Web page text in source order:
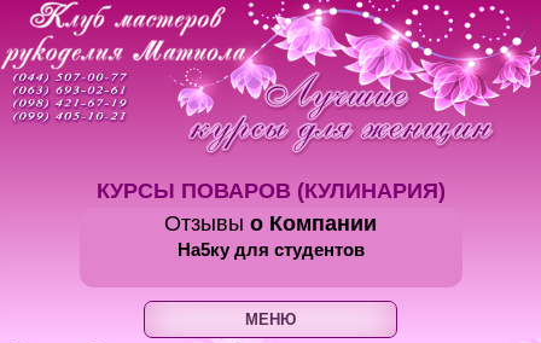
КУРСЫ ПОВАРОВ (КУЛИНАРИЯ)
Отзывы о Компании
На5кудля студентов
МЕНЮ